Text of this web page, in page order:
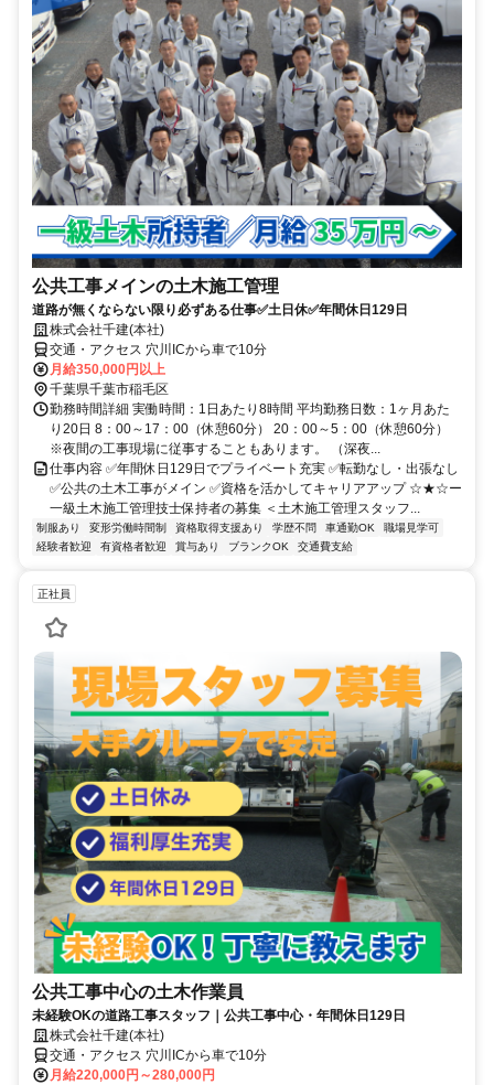
公共工事メインの土木施工管理
道路が無くならない限り必ずある仕事✅土日休✅年間休日129日
株式会社千建(本社)
交通・アクセス 穴川ICから車で10分
月給350,000円以上
千葉県千葉市稲毛区
勤務時間詳細 実働時間：1日あたり8時間 平均勤務日数：1ヶ月あた
り20日 8：00～17：00（休憩60分） 20：00～5：00（休憩60分）
※夜間の工事現場に従事することもあります。 （深夜...
仕事内容 ✅年間休日129日でプライベート充実 ✅転勤なし・出張なし
✅公共の土木工事がメイン ✅資格を活かしてキャリアアップ ☆★☆ー
一級土木施工管理技士保持者の募集 ＜土木施工管理スタッフ...
制服あり 変形労働時間制 資格取得支援あり 学歴不問 車通勤OK
職場見学可
経験者歓迎
有資格者歓迎 賞与あり ブランクOK 交通費支給
正社員
公共工事中心の土木作業員
未経験OKの道路工事スタッフ｜公共工事中心・年間休日129日
株式会社千建(本社)
交通・アクセス 穴川ICから車で10分
月給220,000円～280,000円